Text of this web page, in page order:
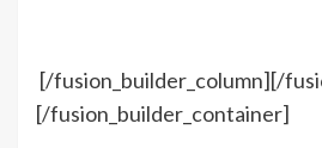
[/fusion_builder_column][/
[/fusion_builder_container]